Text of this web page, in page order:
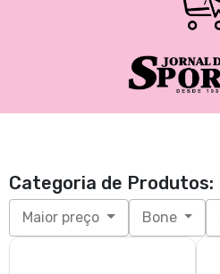
Categoria de Produtos:
Maior preço Bone